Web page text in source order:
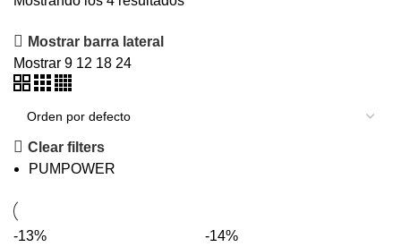
Mostrar barra lateral
Mostrar 9 12 18 24
Clear filters
PUMPOWER
-13% -14%